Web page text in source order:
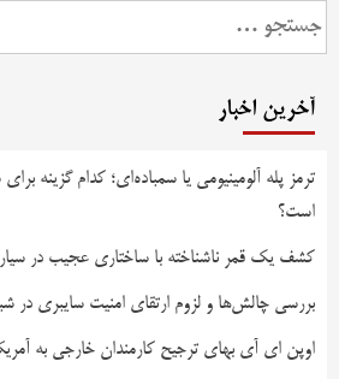
جستجو
برای:
آخرین اخبار
ترمز پله آلومینیومی یا سمباده‌ای؛ کدام گزینه
است؟
کشف یک قمر ناشناخته با ساختاری عجیب در
بررسی چالش‌ها و لزوم ارتقای امنیت سایبری در
اوپن ای آی بهای ترجیح کارمندان خارجی به